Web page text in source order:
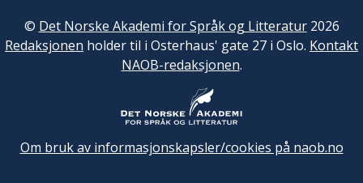
© Det Norske Akademi for Språk og Litteratur2026
Redaksjonen holder til i Osterhaus' gate 27 i Oslo. Kontakt
NAOB-redaksjonen.
Om bruk av informasjonskapsler/cookies på naob.no